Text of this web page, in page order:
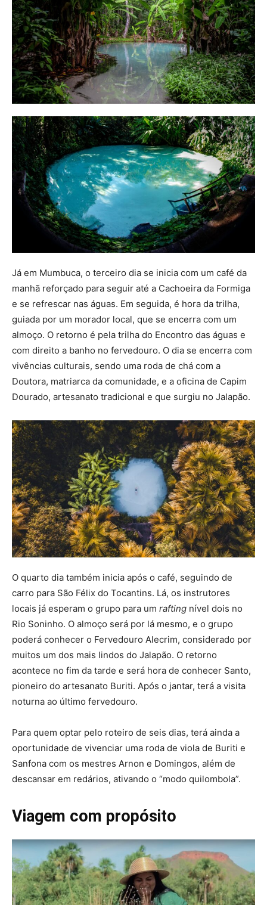
Já em Mumbuca, o terceiro dia se inicia com um café da
manhã reforçado para seguir até a Cachoeira da Formiga
e se refrescar nas águas. Em seguida, é hora da trilha,
guiada por um morador local, que se encerra com um
almoço. O retorno é pela trilha do Encontro das águas e
com direito a banho no fervedouro. O dia se encerra com
vivências culturais, sendo uma roda de chá com a
Doutora, matriarca da comunidade, e a oficina de Capim
Dourado, artesanato tradicional e que surgiu no Jalapão.
O quarto dia também inicia após o café, seguindo de
carro para São Félix do Tocantins. Lá, os instrutores
locais já esperam o grupo para um rafting nível dois no
Rio Soninho. O almoço será por lá mesmo, e o grupo
poderá conhecer o Fervedouro Alecrim, considerado por
muitos um dos mais lindos do Jalapão. O retorno
acontece no fim da tarde e será hora de conhecer Santo,
pioneiro do artesanato Buriti. Após o jantar, terá a visita
noturna ao último fervedouro.
Para quem optar pelo roteiro de seis dias, terá ainda a
oportunidade de vivenciar uma roda de viola de Buriti e
Sanfona com os mestres Arnon e Domingos, além de
descansar em redários, ativando o “modo quilombola”.
Viagem com propósito